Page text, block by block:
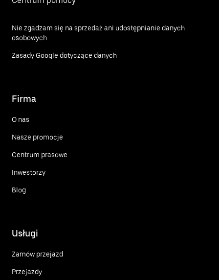
Nie zgadzam się na sprzedaż ani udostępnianie danych
osobowych
Zasady Google dotyczące danych
Firma
O nas
Nasze promocje
Centrum prasowe
Inwestorzy
Blog
Usługi
Zamów przejazd
Przejazdy